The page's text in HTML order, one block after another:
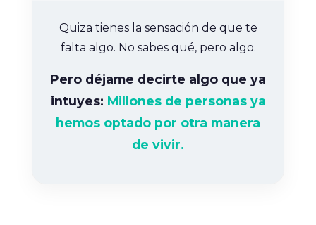
Quiza tienes la sensación de que te
falta algo. No sabes qué, pero algo.
Pero déjame decirte algo que ya
intuyes: Millones de personas ya
hemos optado por otra manera
de vivir.